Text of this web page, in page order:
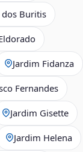
dos Buritis
Jardim Fidanza
Fernandes
Jardim Gisette
Jardim Helena